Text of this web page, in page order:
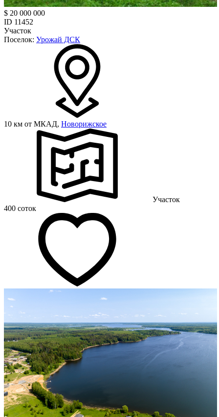
$ 20 000 000
ID 11452
Участок
Поселок: Урожай ДСК
10 км от МКАД, Новорижское
Участок
400 соток